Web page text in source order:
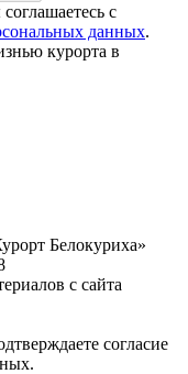
с
данных.
курорта в
Белокуриха»
с сайта
согласие